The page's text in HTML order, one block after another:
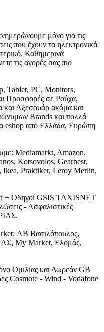
μόνο για τις
που έχουν τα ηλεκτρονικά
Καθημερινά
τις αγορές σας πιο
Tablet, PC, Monitors,
Προσφορές σε Ρούχα,
και Αξεσουάρ ακόμα και
Brands και πολλά
eshop από Ελλάδα, Ευρώπη
Mediamarkt, Amazon,
Kotsovolos, Gearbest,
Praktiker, Leroy Merlin,
+ Οδηγοί GSIS TAXISNET
- Ασφαλιστικές
ΑΒ Βασιλόπουλος,
My Market, Ελομάς,
Ομιλίας και Δωρεάν GB
Cosmote - Wind - Vodafone